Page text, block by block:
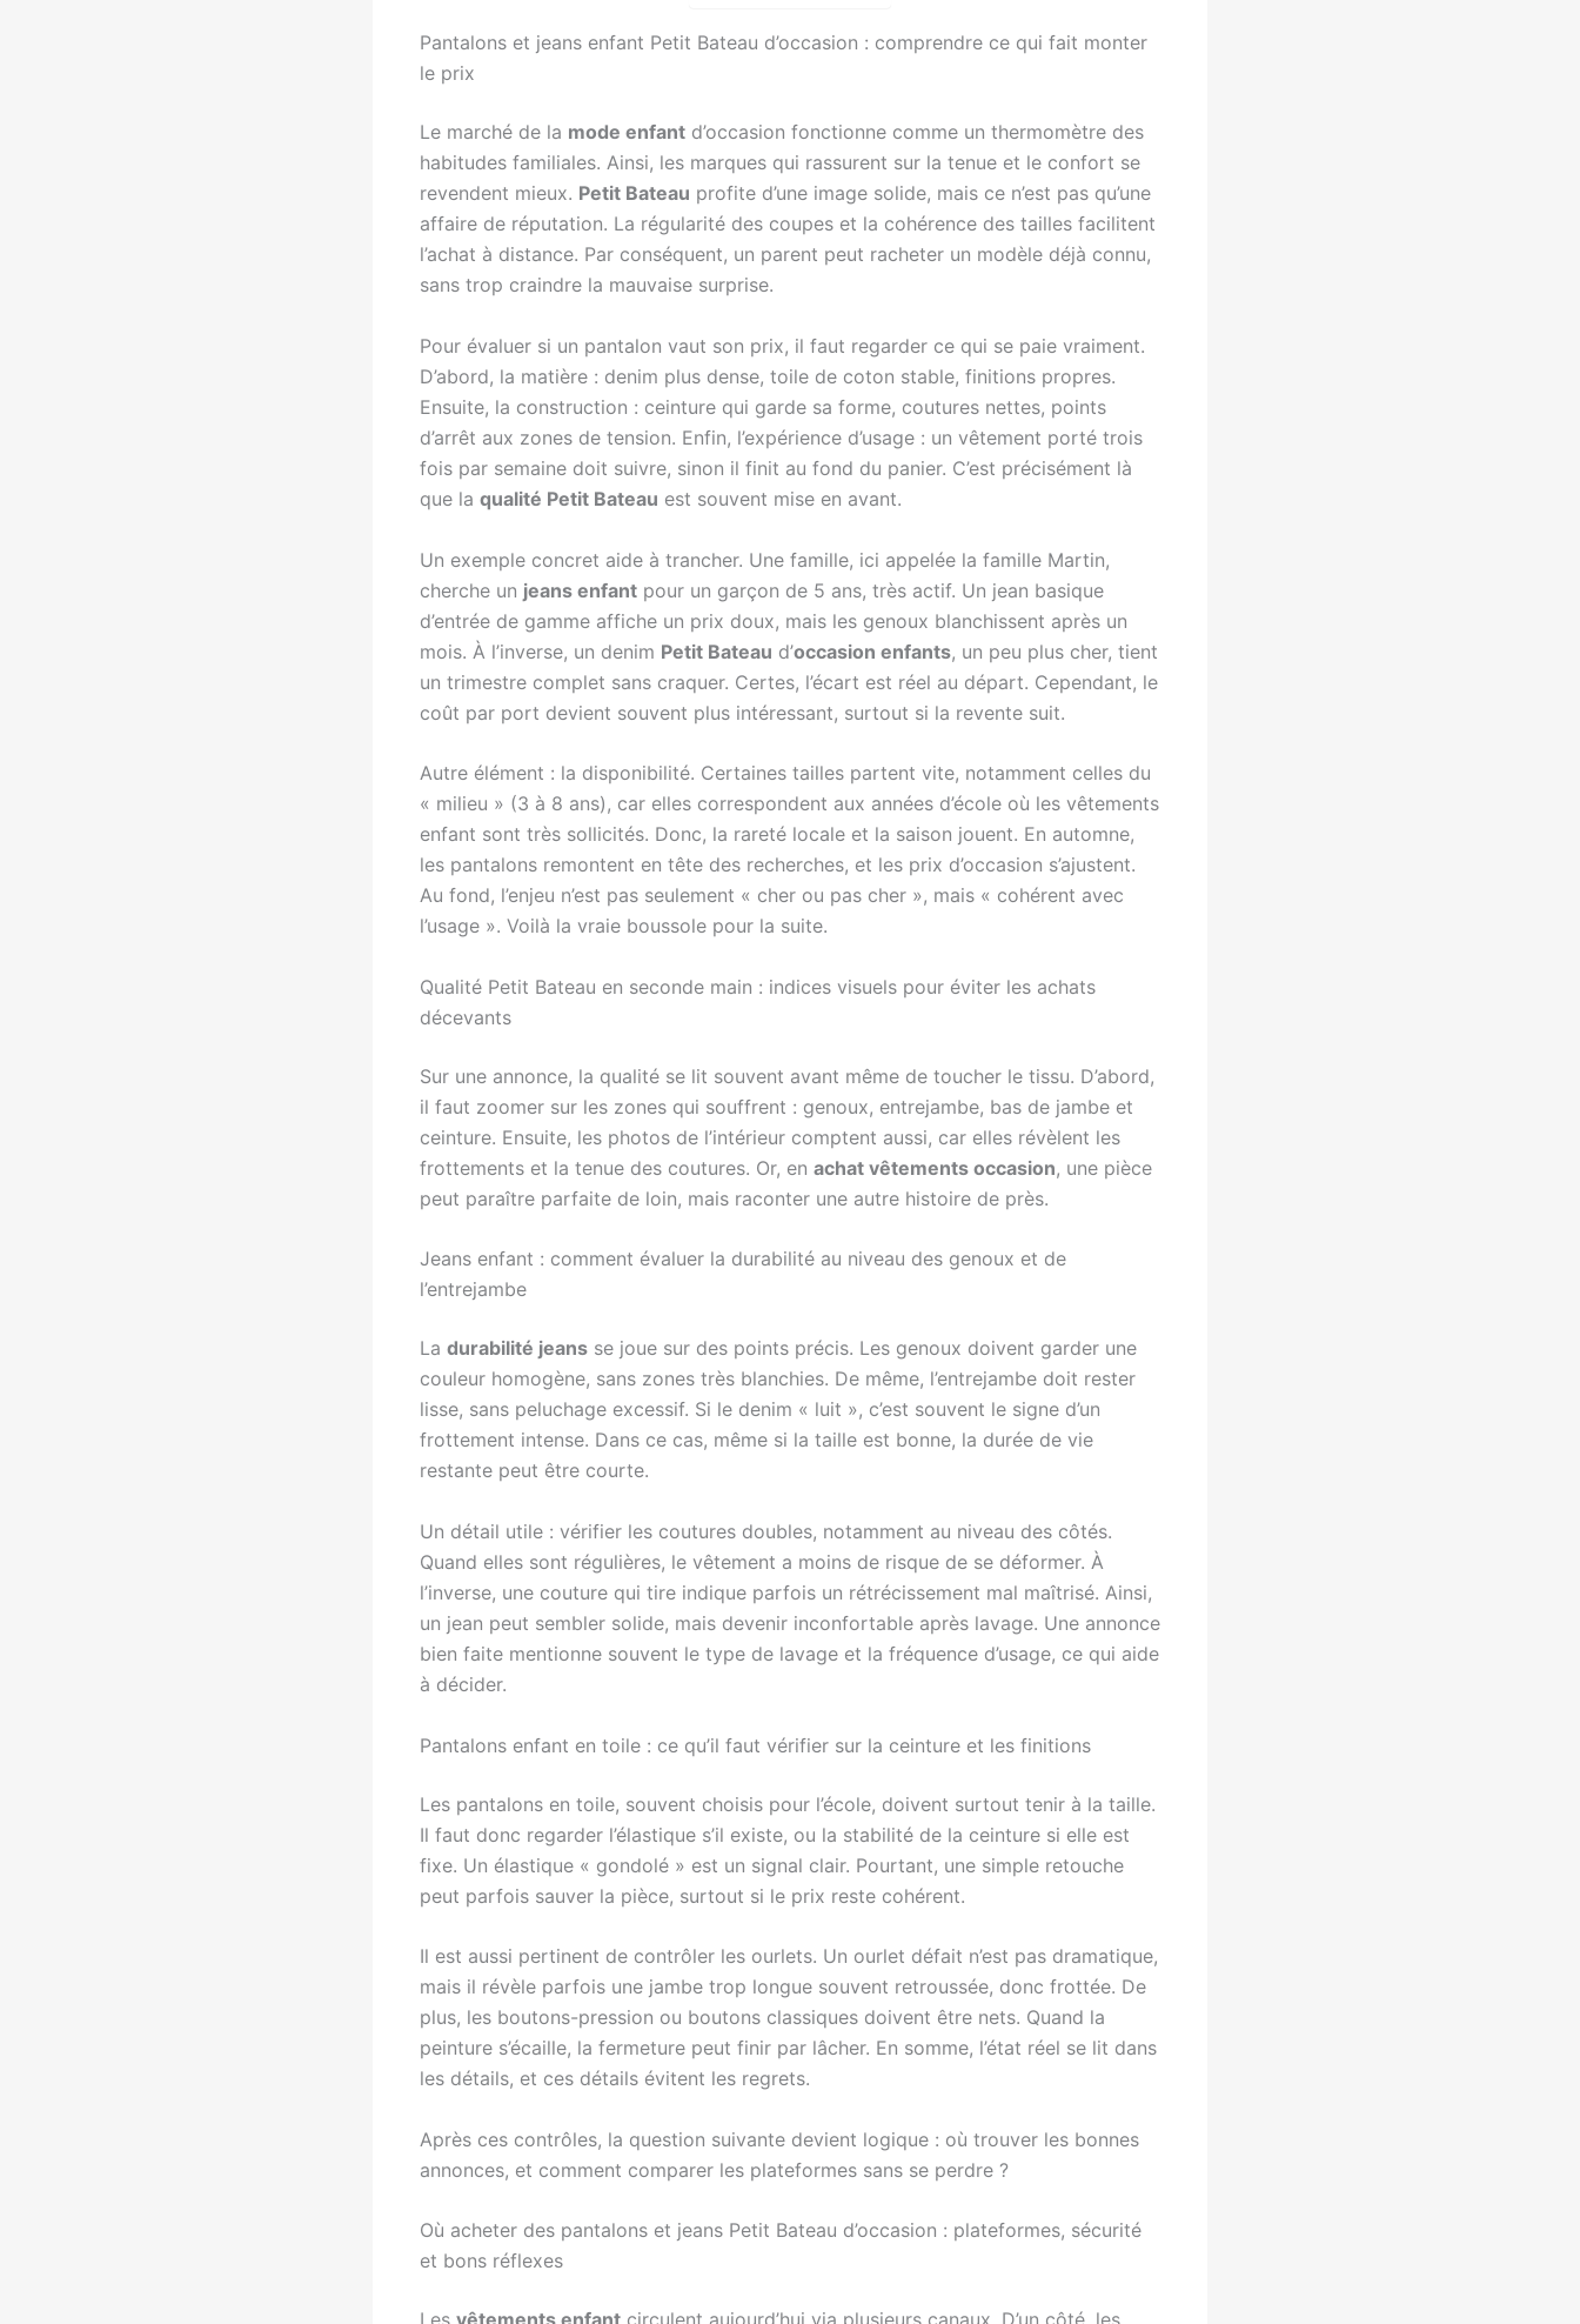
Pantalons et jeans enfant Petit Bateau d’occasion : comprendre ce qui fait monter
le prix
Le marché de la mode enfant d’occasion fonctionne comme un thermomètre des
habitudes familiales. Ainsi, les marques qui rassurent sur la tenue et le confort se
revendent mieux. Petit Bateau profite d’une image solide, mais ce n’est pas qu’une
affaire de réputation. La régularité des coupes et la cohérence des tailles facilitent
l’achat à distance. Par conséquent, un parent peut racheter un modèle déjà connu,
sans trop craindre la mauvaise surprise.
Pour évaluer si un pantalon vaut son prix, il faut regarder ce qui se paie vraiment.
D’abord, la matière : denim plus dense, toile de coton stable, finitions propres.
Ensuite, la construction : ceinture qui garde sa forme, coutures nettes, points
d’arrêt aux zones de tension. Enfin, l’expérience d’usage : un vêtement porté trois
fois par semaine doit suivre, sinon il finit au fond du panier. C’est précisément là
que la qualité Petit Bateau est souvent mise en avant.
Un exemple concret aide à trancher. Une famille, ici appelée la famille Martin,
cherche un jeans enfant pour un garçon de 5 ans, très actif. Un jean basique
d’entrée de gamme affiche un prix doux, mais les genoux blanchissent après un
mois. À l’inverse, un denim Petit Bateau d’occasion enfants, un peu plus cher, tient
un trimestre complet sans craquer. Certes, l’écart est réel au départ. Cependant, le
coût par port devient souvent plus intéressant, surtout si la revente suit.
Autre élément : la disponibilité. Certaines tailles partent vite, notamment celles du
« milieu » (3 à 8 ans), car elles correspondent aux années d’école où les vêtements
enfant sont très sollicités. Donc, la rareté locale et la saison jouent. En automne,
les pantalons remontent en tête des recherches, et les prix d’occasion s’ajustent.
Au fond, l’enjeu n’est pas seulement « cher ou pas cher », mais « cohérent avec
l’usage ». Voilà la vraie boussole pour la suite.
Qualité Petit Bateau en seconde main : indices visuels pour éviter les achats
décevants
Sur une annonce, la qualité se lit souvent avant même de toucher le tissu. D’abord,
il faut zoomer sur les zones qui souffrent : genoux, entrejambe, bas de jambe et
ceinture. Ensuite, les photos de l’intérieur comptent aussi, car elles révèlent les
frottements et la tenue des coutures. Or, en achat vêtements occasion, une pièce
peut paraître parfaite de loin, mais raconter une autre histoire de près.
Jeans enfant : comment évaluer la durabilité au niveau des genoux et de
l’entrejambe
La durabilité jeans se joue sur des points précis. Les genoux doivent garder une
couleur homogène, sans zones très blanchies. De même, l’entrejambe doit rester
lisse, sans peluchage excessif. Si le denim « luit », c’est souvent le signe d’un
frottement intense. Dans ce cas, même si la taille est bonne, la durée de vie
restante peut être courte.
Un détail utile : vérifier les coutures doubles, notamment au niveau des côtés.
Quand elles sont régulières, le vêtement a moins de risque de se déformer. À
l’inverse, une couture qui tire indique parfois un rétrécissement mal maîtrisé. Ainsi,
un jean peut sembler solide, mais devenir inconfortable après lavage. Une annonce
bien faite mentionne souvent le type de lavage et la fréquence d’usage, ce qui aide
à décider.
Pantalons enfant en toile : ce qu’il faut vérifier sur la ceinture et les finitions
Les pantalons en toile, souvent choisis pour l’école, doivent surtout tenir à la taille.
Il faut donc regarder l’élastique s’il existe, ou la stabilité de la ceinture si elle est
fixe. Un élastique « gondolé » est un signal clair. Pourtant, une simple retouche
peut parfois sauver la pièce, surtout si le prix reste cohérent.
Il est aussi pertinent de contrôler les ourlets. Un ourlet défait n’est pas dramatique,
mais il révèle parfois une jambe trop longue souvent retroussée, donc frottée. De
plus, les boutons-pression ou boutons classiques doivent être nets. Quand la
peinture s’écaille, la fermeture peut finir par lâcher. En somme, l’état réel se lit dans
les détails, et ces détails évitent les regrets.
Après ces contrôles, la question suivante devient logique : où trouver les bonnes
annonces, et comment comparer les plateformes sans se perdre ?
Où acheter des pantalons et jeans Petit Bateau d’occasion : plateformes, sécurité
et bons réflexes